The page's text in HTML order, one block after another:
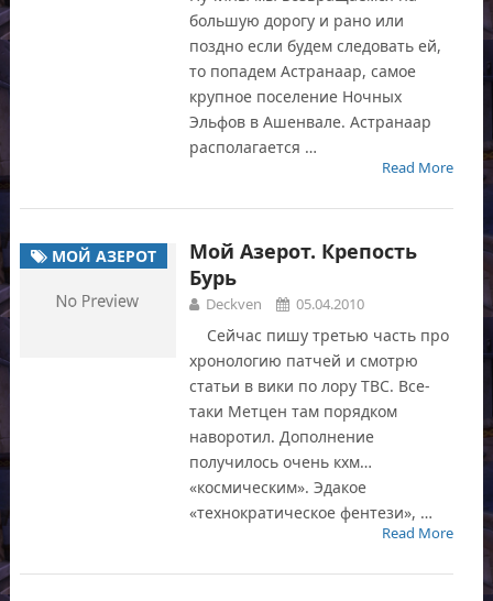
большую дорогу и рано или
поздно если будем следовать ей,
то попадем Астранаар, самое
крупное поселение Ночных
Эльфов в Ашенвале. Астранаар
располагается …
Read More
МОЙ АЗЕРОТ
Мой Азерот. Крепость
Бурь
Deckven 05.04.2010
Сейчас пишу третью часть про
хронологию патчей и смотрю
статьи в вики по лору TBC. Все-
таки Метцен там порядком
наворотил. Дополнение
получилось очень кхм…
«космическим». Эдакое
«технократическое фентези», …
Read More